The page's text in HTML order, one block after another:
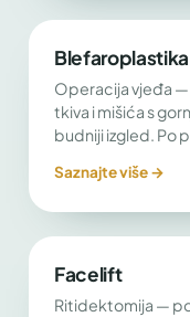
Blefaroplastika
Operacija vjeđa —
tkiva i mišića s
budniji izgled. Po
Saznajte više →
Facelift
Ritidektomija —